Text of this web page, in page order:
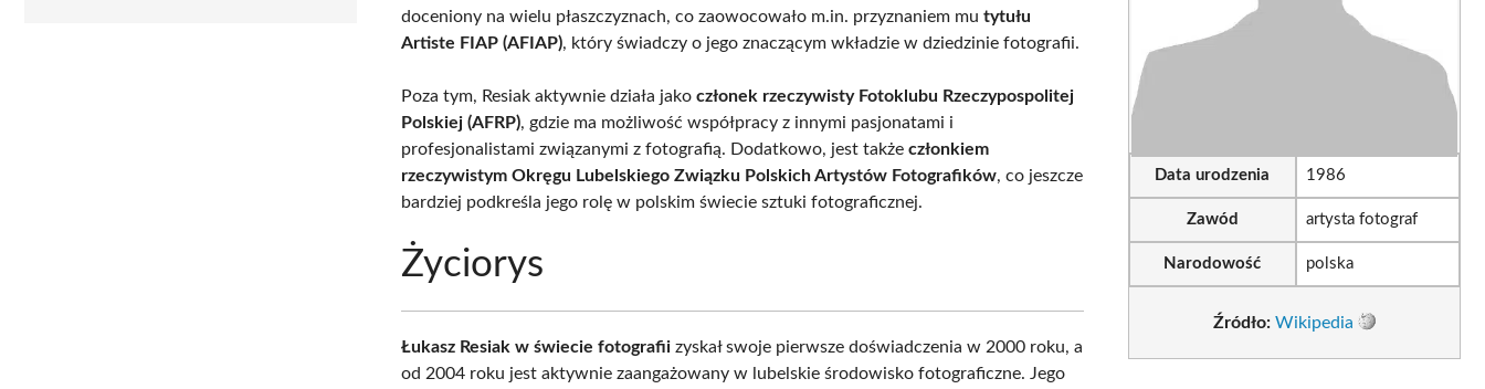
doceniony na wielu płaszczyznach, co zaowocowało m.in. przyznaniem mutytułu
Artiste FIAP (AFIAP), który świadczy o jego znaczącym wkładzie w dziedzinie fotografii.
Poza tym, Resiak aktywnie działa jakoczłonek rzeczywisty Fotoklubu Rzeczypospolitej
Polskiej (AFRP), gdzie ma możliwość współpracy z innymi pasjonatami i
profesjonalistami związanymi z fotografią. Dodatkowo, jest takżeczłonkiem
rzeczywistym Okręgu Lubelskiego Związku Polskich Artystów Fotografików, co jeszcze
bardziej podkreśla jego rolę w polskim świecie sztuki fotograficznej.
Życiorys
Łukasz Resiak w świecie fotografii zyskał swoje pierwsze doświadczenia w 2000 roku, a
od 2004 roku jest aktywnie zaangażowany w lubelskie środowisko fotograficzne. Jego
Data urodzenia 1986
Zawód artysta fotograf
Narodowość polska
Źródło: Wikipedia